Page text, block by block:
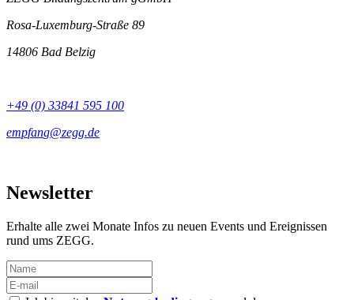
Rosa-Luxemburg-Straße 89
14806 Bad Belzig
+49 (0) 33841 595 100
Newsletter
Erhalte alle zwei Monate Infos zu neuen Events und Ereignissen
rund ums ZEGG.